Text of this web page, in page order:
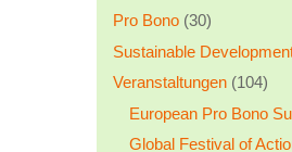
Pro Bono(30)
Sustainable
Veranstaltungen(104)
European Pro Bono
Global Festival of